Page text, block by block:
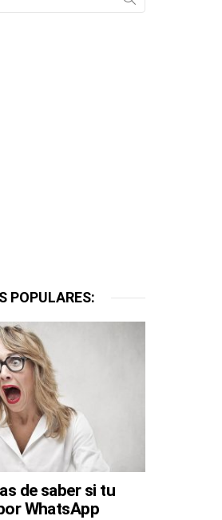
POPULARES:
de saber si tu
WhatsApp